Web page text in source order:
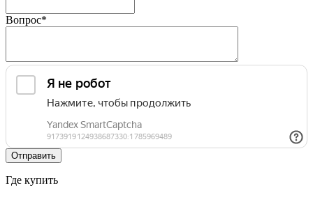
Вопрос*
Где купить